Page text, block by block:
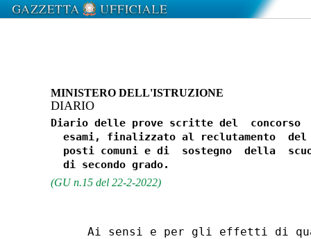
MINISTERO DELL'ISTRUZIONE
DIARIO
Diario delle prove scritte del
esami, finalizzato al reclutamento
posti comuni e di  sostegno  della
(GU n.15 del 22-2-2022)
Ai sensi e per gli effetti di